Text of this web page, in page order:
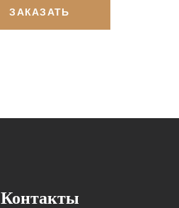
ЗАКАЗАТЬ
Контакты